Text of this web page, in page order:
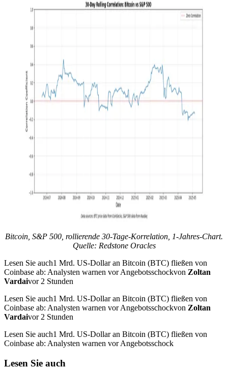
Bitcoin, S&P 500, rollierende 30-Tage-Korrelation, 1-Jahres-Chart.
Quelle: Redstone Oracles
Lesen Sie auch1 Mrd. US-Dollar an Bitcoin (BTC) fließen von
Coinbase ab: Analysten warnen vor Angebotsschockvon Zoltan
Vardaivor 2 Stunden
Lesen Sie auch1 Mrd. US-Dollar an Bitcoin (BTC) fließen von
Coinbase ab: Analysten warnen vor Angebotsschockvon Zoltan
Vardaivor 2 Stunden
Lesen Sie auch1 Mrd. US-Dollar an Bitcoin (BTC) fließen von
Coinbase ab: Analysten warnen vor Angebotsschock
Lesen Sie auch